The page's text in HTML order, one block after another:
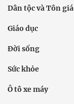
Dân tộc và Tôn
Giáo dục
Đời sống
Sức khỏe
Ô tô xe máy